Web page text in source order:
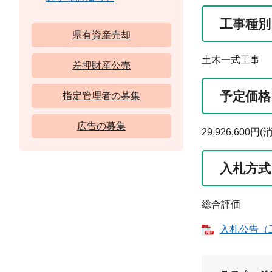
工事種別
土木一式工事
予定価
29,926,600円(
入札方式
総合評価
入札公告
県有資産売却
差押財産公売
指定管理者の募集
広告の募集